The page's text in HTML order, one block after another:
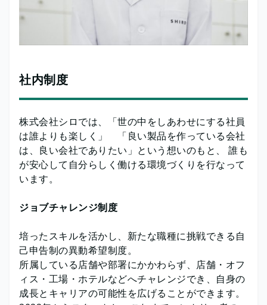
社内制度
株式会社シロでは、「世の中をしあわせにする社員
は誰よりも楽しく」 「良い製品を作っている会社
は、良い会社でありたい」という想いのもと、 誰も
が安心して自分らしく働ける環境づくりを行なって
います。
ジョブチャレンジ制度
培ったスキルを活かし、新たな職種に挑戦できる自
己申告制の異動希望制度。
所属している店舗や部署にかかわらず、店舗・オフ
ィス・工場・ホテルなどへチャレンジでき、自身の
成長とキャリアの可能性を広げることができます。